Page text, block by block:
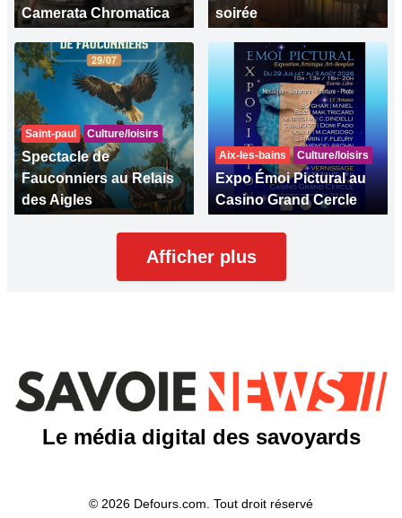
Camerata Chromatica
soirée
Saint-paul Culture/loisirs
Spectacle de
Fauconniers au Relais
des Aigles
Aix-les-bains Culture/loisirs
Expo Émoi Pictural au
Casino Grand Cercle
Afficher plus
Le média digital des savoyards
© 2026 Defours.com. Tout droit réservé